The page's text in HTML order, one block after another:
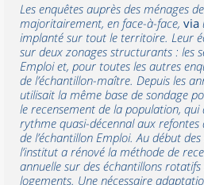
Les enquêtes auprès des ménages
majoritairement, en face-à-face, via
implanté sur tout le territoire. Leur
sur deux zonages structurants : les
Emploi et, pour toutes les autres
de l’échantillon-maître. Depuis les
utilisait la même base de sondage
le recensement de la population,
rythme quasi-décennal aux refontes
de l’échantillon Emploi. Au début
l’institut a rénové la méthode de
annuelle sur des échantillons
logements. Une nécessaire